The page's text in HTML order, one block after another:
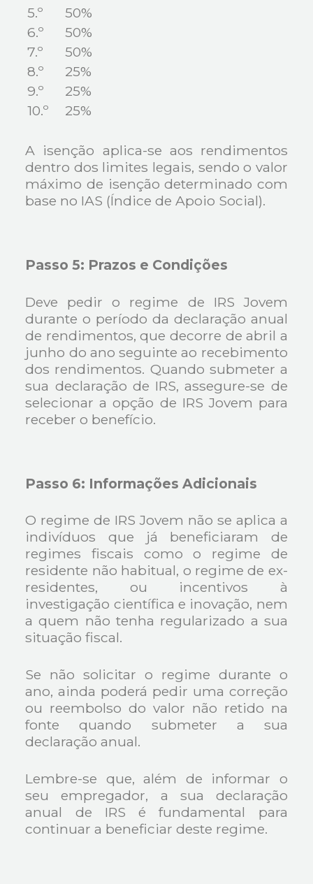
5.º
50%
6.º
50%
7.º
50%
8.º
25%
9.º
25%
10.º
25%
A isenção aplica-se aos rendimentos
dentro dos limites legais, sendo o valor
máximo de isenção determinado com
base no IAS (Índice de Apoio Social).
Passo 5: Prazos e Condições
Deve pedir o regime de IRS Jovem
durante o período da declaração anual
de rendimentos, que decorre de abril a
junho do ano seguinte ao recebimento
dos rendimentos. Quando submeter a
sua declaração de IRS, assegure-se de
selecionar a opção de IRS Jovem para
receber o benefício.
Passo 6: Informações Adicionais
O regime de IRS Jovem não se aplica a
indivíduos que já beneficiaram de
regimes fiscais como o regime de
residente não habitual, o regime de ex-
residentes, ou incentivos à
investigação científica e inovação, nem
a quem não tenha regularizado a sua
situação fiscal.
Se não solicitar o regime durante o
ano, ainda poderá pedir uma correção
ou reembolso do valor não retido na
fonte quando submeter a sua
declaração anual.
Lembre-se que, além de informar o
seu empregador, a sua declaração
anual de IRS é fundamental para
continuar a beneficiar deste regime.